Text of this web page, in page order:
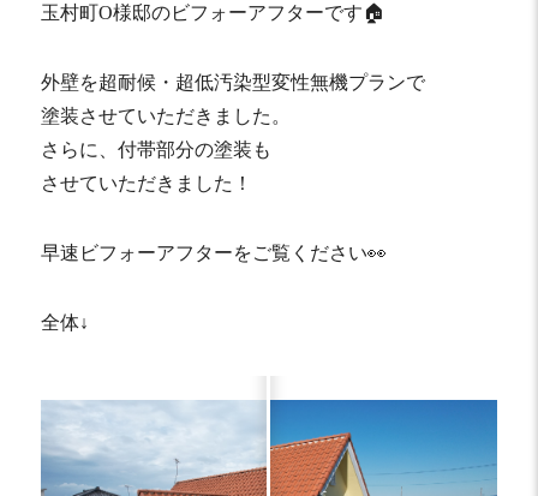
玉村町O様邸のビフォーアフターです🏠
外壁を超耐候・超低汚染型変性無機プランで
塗装させていただきました。
さらに、付帯部分の塗装も
させていただきました！
早速ビフォーアフターをご覧ください👀
全体↓